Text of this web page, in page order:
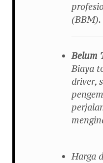
(BBM).
Belum
Biaya
driver,
Harga